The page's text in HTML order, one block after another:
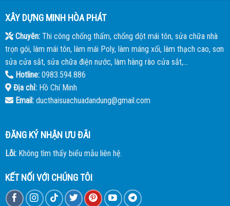
XÂY DỰNG MINH HÒA PHÁT
Chuyên:Thi công chống thấm, chống dột mái tôn, sửa chữa nhà
trọn gói, làm mái tôn, làm mái Poly, làm máng xối, làm thạch cao, sơn
sửa cửa sắt, sửa chữa điện nước, làm hàng rào cửa sắt,...
Hotline:0983.594.886
Địa chỉ:Hồ Chí Minh
Email:ducthaisuachuadandung@gmail.com
ĐĂNG KÝ NHẬN ƯU ĐÃI
Lỗi:Không tìm thấy biểu mẫu liên hệ.
KẾT NỐI VỚI CHÚNG TÔI